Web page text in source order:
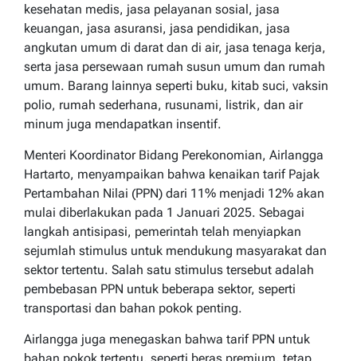
kesehatan medis, jasa pelayanan sosial, jasa
keuangan, jasa asuransi, jasa pendidikan, jasa
angkutan umum di darat dan di air, jasa tenaga kerja,
serta jasa persewaan rumah susun umum dan rumah
umum. Barang lainnya seperti buku, kitab suci, vaksin
polio, rumah sederhana, rusunami, listrik, dan air
minum juga mendapatkan insentif.
Menteri Koordinator Bidang Perekonomian, Airlangga
Hartarto, menyampaikan bahwa kenaikan tarif Pajak
Pertambahan Nilai (PPN) dari 11% menjadi 12% akan
mulai diberlakukan pada 1 Januari 2025. Sebagai
langkah antisipasi, pemerintah telah menyiapkan
sejumlah stimulus untuk mendukung masyarakat dan
sektor tertentu. Salah satu stimulus tersebut adalah
pembebasan PPN untuk beberapa sektor, seperti
transportasi dan bahan pokok penting.
Airlangga juga menegaskan bahwa tarif PPN untuk